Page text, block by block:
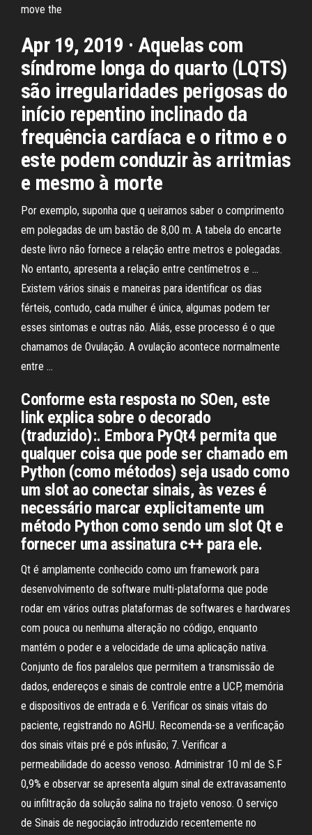
move the
Apr 19, 2019 · Aquelas com
síndrome longa do quarto (LQTS)
são irregularidades perigosas do
início repentino inclinado da
frequência cardíaca e o ritmo e o
este podem conduzir às arritmias
e mesmo à morte
Por exemplo, suponha que q ueiramos saber o comprimento
em polegadas de um bastão de 8,00 m. A tabela do encarte
deste livro não fornece a relação entre metros e polegadas.
No entanto, apresenta a relação entre centímetros e …
Existem vários sinais e maneiras para identificar os dias
férteis, contudo, cada mulher é única, algumas podem ter
esses sintomas e outras não. Aliás, esse processo é o que
chamamos de Ovulação. A ovulação acontece normalmente
entre …
Conforme esta resposta no SOen, este
link explica sobre o decorado
(traduzido):. Embora PyQt4 permita que
qualquer coisa que pode ser chamado em
Python (como métodos) seja usado como
um slot ao conectar sinais, às vezes é
necessário marcar explicitamente um
método Python como sendo um slot Qt e
fornecer uma assinatura c++ para ele.
Qt é amplamente conhecido como um framework para
desenvolvimento de software multi-plataforma que pode
rodar em vários outras plataformas de softwares e hardwares
com pouca ou nenhuma alteração no código, enquanto
mantém o poder e a velocidade de uma aplicação nativa.
Conjunto de fios paralelos que permitem a transmissão de
dados, endereços e sinais de controle entre a UCP, memória
e dispositivos de entrada e 6. Verificar os sinais vitais do
paciente, registrando no AGHU. Recomenda-se a verificação
dos sinais vitais pré e pós infusão; 7. Verificar a
permeabilidade do acesso venoso. Administrar 10 ml de S.F
0,9% e observar se apresenta algum sinal de extravasamento
ou infiltração da solução salina no trajeto venoso. O serviço
de Sinais de negociação introduzido recentemente no